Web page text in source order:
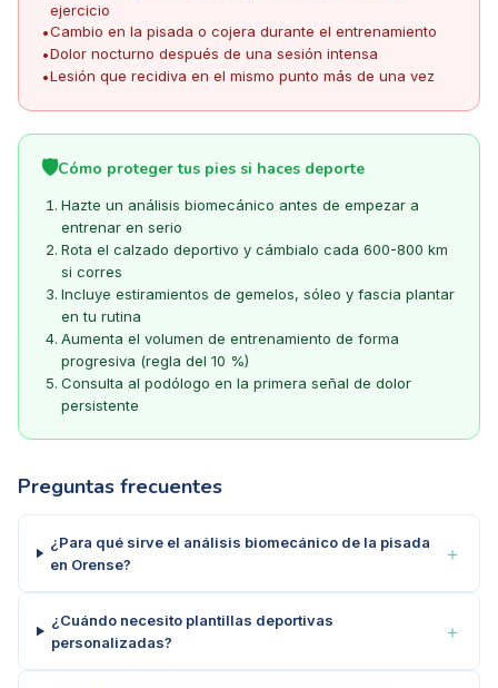
ejercicio
•Cambio en la pisada o cojera durante el entrenamiento
•Dolor nocturno después de una sesión intensa
•Lesión que recidiva en el mismo punto más de una vez
🛡️Cómo proteger tus pies si haces deporte
Hazte un análisis biomecánico antes de empezar a
entrenar en serio
Rota el calzado deportivo y cámbialo cada 600-800 km
si corres
Incluye estiramientos de gemelos, sóleo y fascia plantar
en tu rutina
Aumenta el volumen de entrenamiento de forma
progresiva (regla del 10 %)
Consulta al podólogo en la primera señal de dolor
persistente
Preguntas frecuentes
¿Para qué sirve el análisis biomecánico de la pisada
en Orense?
＋
¿Cuándo necesito plantillas deportivas
personalizadas?
＋